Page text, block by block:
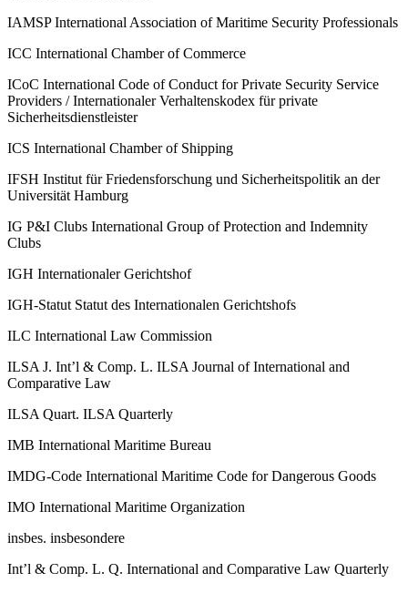
IAMSP International Association of Maritime Security Professionals
ICC International Chamber of Commerce
ICoC International Code of Conduct for Private Security Service
Providers /​ Internationaler Verhaltenskodex für private
Sicherheitsdienstleister
ICS International Chamber of Shipping
IFSH Institut für Friedensforschung und Sicherheitspolitik an der
Universität Hamburg
IG P&I Clubs International Group of Protection and Indemnity
Clubs
IGH Internationaler Gerichtshof
IGH-​Statut Statut des Internationalen Gerichtshofs
ILC International Law Commission
ILSA J. Int’l & Comp. L. ILSA Journal of International and
Comparative Law
ILSA Quart. ILSA Quarterly
IMB International Maritime Bureau
IMDG-​Code International Maritime Code for Dangerous Goods
IMO International Maritime Organization
insbes. insbesondere
Int’l & Comp. L. Q. International and Comparative Law Quarterly